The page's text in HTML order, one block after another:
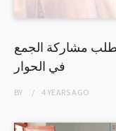
مشاركة الجمع
في الحوار
BY 4 YEARSAGO